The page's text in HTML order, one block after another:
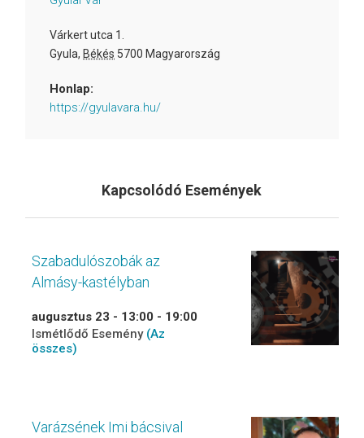
Várkert utca 1.
Gyula, Békés 5700 Magyarország
Honlap:
https://gyulavara.hu/
Kapcsolódó Események
Szabadulószobák az
Almásy-kastélyban
augusztus 23 - 13:00 - 19:00
Ismétlődő Esemény (Az
összes)
Varázsének Imi bácsival